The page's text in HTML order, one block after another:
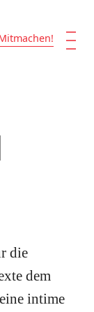
| | |
die
dem
intime